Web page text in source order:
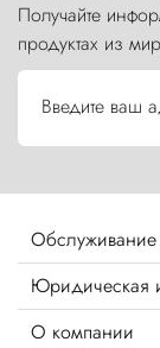
Получайте
продуктах из
Введите ваш
Обслуживание
Юридическая
О компании